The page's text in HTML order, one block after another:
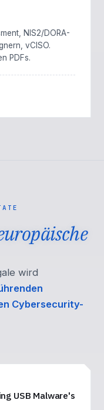
NIS2/DORA-
vCISO.
PDFs.
wird
Cybersecurity-
USB Malware's